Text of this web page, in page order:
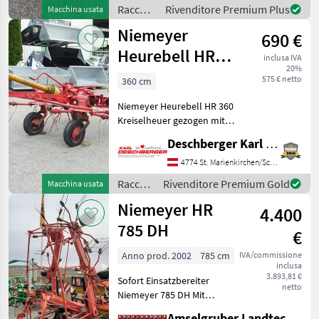
Macchina usata
Voltafieno portat
Raccolta
mangimi
/
Niemeyer
Rivenditore Premium Plus
Macchina usata
Niemeyer
Heurebell HR
360 Kreiselheuer
690 €
inclusa IVA
20%
575 € netto
360 cm
Niemeyer Heurebell HR 360
Kreiselheuer gezogen mit
Gelenkwelle; Arbeitsbreite:
ca. 3, 60 m - Ihr
Ansprechpartner - Hr.
Pöcherstorfer Manuel V
Deschberger Karl Landtechnik GesmbH & Co KG
4774 St. Marienkirchen/Schärding
Raccolta
mangimi
/
Niemeyer
Rivenditore Premium Gold
Niemeyer HR
785 DH
4.400
€
IVA/commissione
inclusa
3.893,81 €
netto
Anno prod. 2002
785 cm
Sofort Einsatzbereiter
Niemeyer 785 DH Mit